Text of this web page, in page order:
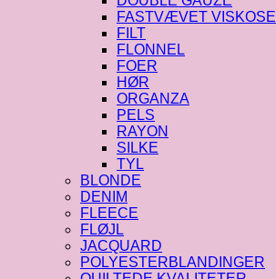
FASTVÆVET VISKOSE
FILT
FLONNEL
FOER
HØR
ORGANZA
PELS
RAYON
SILKE
TYL
BLONDE
DENIM
FLEECE
FLØJL
JACQUARD
POLYESTERBLANDINGER